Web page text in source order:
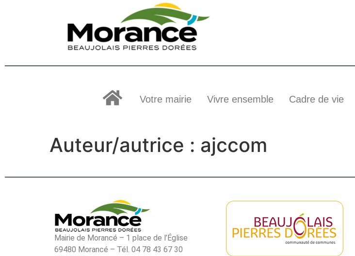
Votre mairie Vivre ensemble Cadre de vie
Auteur/autrice : ajccom
Mairie de Morancé – 1 place de l’Église
69480 Morancé – Tél. 04 78 43 67 30